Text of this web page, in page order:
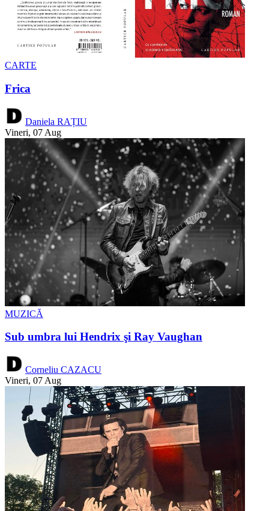
CARTE
Frica
Daniela RAȚIU
Vineri, 07 Aug
MUZICĂ
Sub umbra lui Hendrix şi Ray Vaughan
Corneliu CAZACU
Vineri, 07 Aug